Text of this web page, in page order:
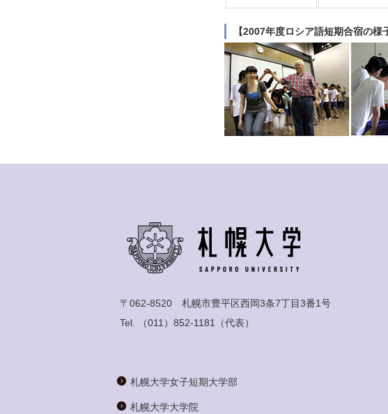
【2007年度ロシア語短期合宿の様
〒062-8520 札幌市豊平区西岡3条7丁目3番1号
Tel.
（011）852-1181 （代表）
札幌大学女子短期大学部
札幌大学大学院